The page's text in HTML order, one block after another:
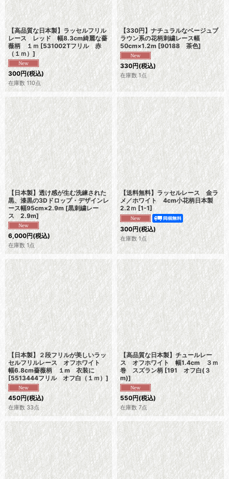
【高品質な日本製】ラッセルフリル
レース レッド 幅8.3cm綺麗な薔
薇柄 １ｍ [531002Tフリル 赤
（１ｍ）]
300円(税込)
在庫数 110点
【330円】ナチュラルなベージュブ
ラウン系の花柄刺繍レース幅
50cm×1.2m [90188 茶色]
330円(税込)
在庫数 1点
【日本製】透け感が生む洗練された
黒、漆黒の3Dドロップ・デザインレ
ース幅95cm×2.9m [黒刺繍レー
ス 2.9m]
6,000円(税込)
在庫数 1点
【送料無料】ラッセルレース 金ラ
メ／ホワイト 4cm小花柄日本製
2.2ｍ [1-1]
300円(税込)
在庫数 1点
【日本製】２段フリルが美しいラッ
セルフリルレース オフホワイト
幅6.8cm薔薇柄 １m 衣装に
[5513444フリル オフ白（１ｍ）]
450円(税込)
在庫数 33点
【高品質な日本製】チュールレー
ス オフホワイト 幅1.4cm ３ｍ
巻 スズラン柄 [191 オフ白(３
m)]
550円(税込)
在庫数 7点